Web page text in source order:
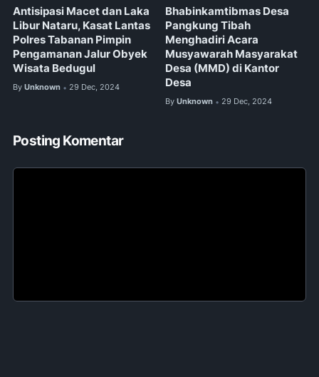
Antisipasi Macet dan Laka
Libur Nataru, Kasat Lantas
Polres Tabanan Pimpin
Pengamanan Jalur Obyek
Wisata Bedugul
By Unknown • 29 Dec, 2024
Bhabinkamtibmas Desa
Pangkung Tibah
Menghadiri Acara
Musyawarah Masyarakat
Desa (MMD) di Kantor
Desa
By Unknown • 29 Dec, 2024
Posting Komentar